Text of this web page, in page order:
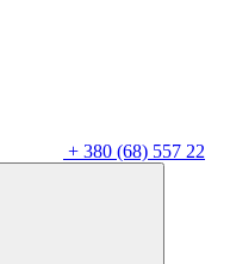
+ 380 (68) 557 22